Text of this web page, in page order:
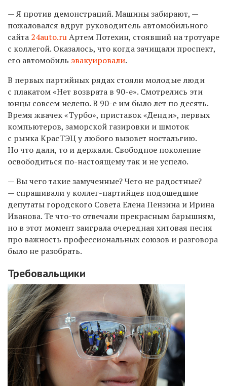
— Я против демонстраций. Машины забирают, —
пожаловался вдруг руководитель автомобильного
сайта 24auto.ruАртем Потехин, стоявший на тротуаре
с коллегой. Оказалось, что когда зачищали проспект,
его автомобиль эвакуировали.
В первых партийных рядах стояли молодые люди
с плакатом «Нет возврата в 90-е». Смотрелись эти
юнцы совсем нелепо. В 90-е им было лет по десять.
Время жвачек «Турбо», приставок «Денди», первых
компьютеров, заморской газировки и шмоток
с рынка КрасТЭЦ у любого вызовет ностальгию.
Но что дали, то и держали. Свободное поколение
освободиться по-настоящему так и не успело.
— Вы чего такие замученные? Чего не радостные?
— спрашивали у коллег-партийцев подошедшие
депутаты городского Совета Елена Пензина и Ирина
Иванова. Те что-то отвечали прекрасным барышням,
но в этот момент заиграла очередная хитовая песня
про важность профессиональных союзов и разговора
было не разобрать.
Требовальщики